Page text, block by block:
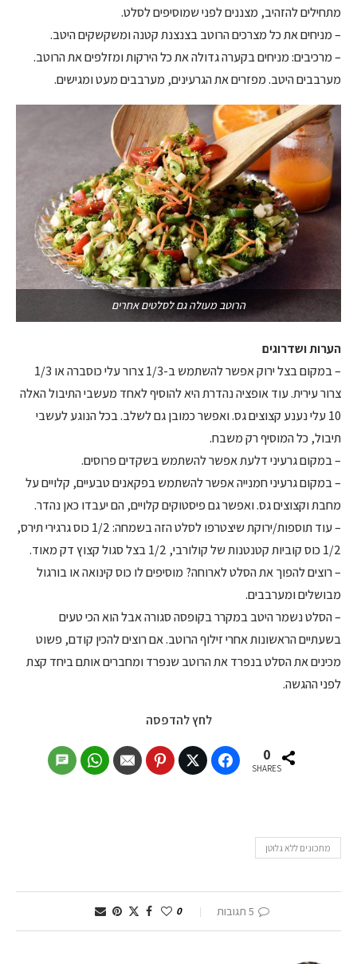
מתחילים להזהיב, מצננים לפני שמוסיפים לסלט.
– מניחים את כל מצרכים הרוטב בצנצנת קטנה ומשקשקים היטב.
– מרכיבים: מניחים בקערה גדולה את כל הירקות ומזלפים את הרוטב.
מערבבים היטב. מפזרים את הגרעינים, מערבבים מעט ומגישים.
הרוטב מעולה גם לסלטים אחרים
הערות ושדרוגים
– במקום בצל ירוק אפשר להשתמש ב-1/3 צרור עלי כוסברה או 1/3
צרור עירית. עוד אופציה נהדרת היא להוסיף לאחד מעשבי התיבול האלה
10 עלי נענע קצוצים גס. ואפשר כמובן גם לשלב. בכל הנוגע לעשבי
תיבול, כל המוסיף רק משבח.
– במקום גרעיני דלעת אפשר להשתמש בשקדים פרוסים.
– במקום גרעיני חמנייה אפשר להשתמש בפקאנים טבעיים, קלויים על
מחבת וקצוצים גס. ואפשר גם פיסטוקים קלויים, הם יעבדו כאן נהדר.
– עוד תוספות/ירוקת שיצטרפו לסלט הזה בשמחה: 1/2 כוס גרגירי תירס,
1/2 כוס קוביות קטנטנות של קולורבי, 1/2 בצל סגול קצוץ דק מאוד.
– רוצים להפוך את הסלט לארוחה? מוסיפים לו כוס קינואה או בורגול
מבושלים ומערבבים.
– הסלט נשמר היטב במקרר בקופסה סגורה אבל הוא הכי טעים
בשעתיים הראשונות אחרי זילוף הרוטב. אם רוצים להכין קודם, פשוט
מכינים את הסלט בנפרד את הרוטב שנפרד ומחברים אותם ביחד קצת
לפני ההגשה.
לחץ להדפסה
0
SHARES
מתכונים ללא גלוטן
5 תגובות 0